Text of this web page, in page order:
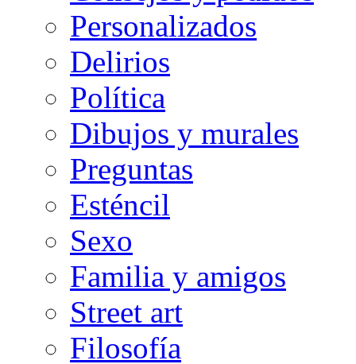
Personalizados
Delirios
Política
Dibujos y murales
Preguntas
Esténcil
Sexo
Familia y amigos
Street art
Filosofía